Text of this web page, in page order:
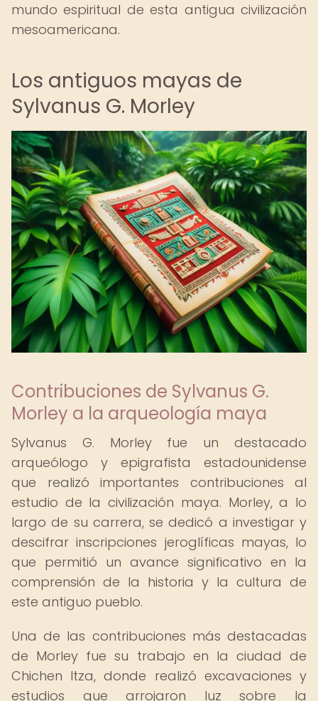
mundo espiritual de esta antigua civilización
mesoamericana.
Los antiguos mayas de
Sylvanus G. Morley
Contribuciones de Sylvanus G.
Morley a la arqueología maya
Sylvanus G. Morley fue un destacado
arqueólogo y epigrafista estadounidense
que realizó importantes contribuciones al
estudio de la civilización maya. Morley, a lo
largo de su carrera, se dedicó a investigar y
descifrar inscripciones jeroglíficas mayas, lo
que permitió un avance significativo en la
comprensión de la historia y la cultura de
este antiguo pueblo.
Una de las contribuciones más destacadas
de Morley fue su trabajo en la ciudad de
Chichen Itza, donde realizó excavaciones y
estudios que arrojaron luz sobre la